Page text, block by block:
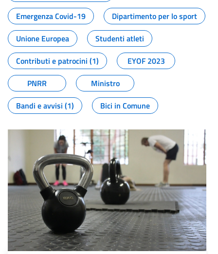
Emergenza Covid-19
Dipartimento per lo sport
Unione Europea
Studenti atleti
Contributi e patrocini (1)
EYOF 2023
PNRR
Ministro
Bandi e avvisi (1)
Bici in Comune